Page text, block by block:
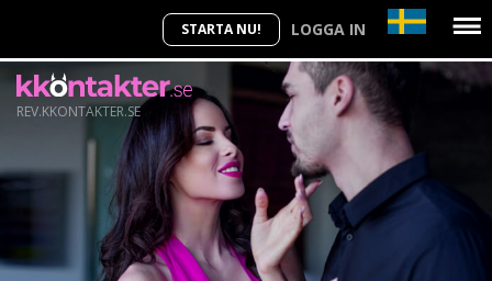
STARTA NU! LOGGA IN
REV.KKONTAKTER.SE